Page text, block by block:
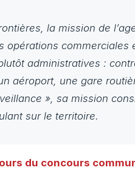
la mission de
opérations commerciales
administratives :
aéroport, une gare
», sa mission
sur le territoire.
du concours